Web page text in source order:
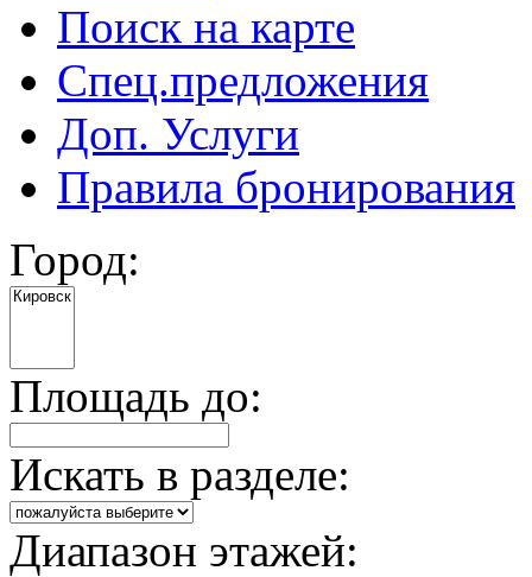
Поиск на карте
Спец.предложения
Доп. Услуги
Правила бронирования
Город:
Площадь до:
Искать в разделе:
Диапазон этажей: